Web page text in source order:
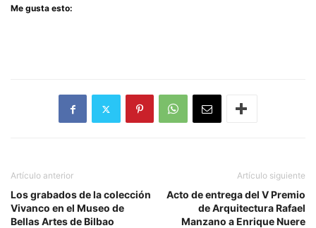
Me gusta esto:
Artículo anterior
Los grabados de la colección
Vivanco en el Museo de
Bellas Artes de Bilbao
Artículo siguiente
Acto de entrega del V Premio
de Arquitectura Rafael
Manzano a Enrique Nuere